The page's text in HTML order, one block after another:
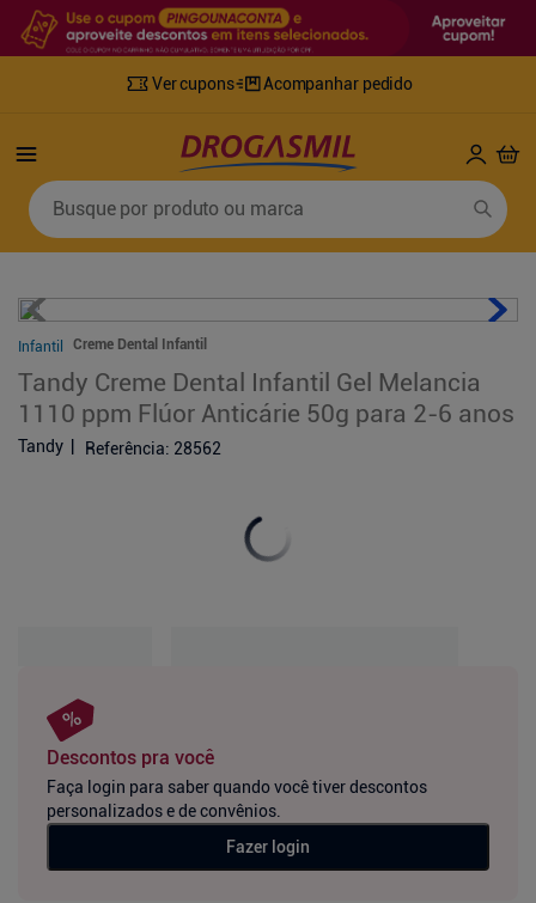
Ver cupons Acompanhar pedido
Busque por produto ou marca
Infantil Creme Dental Infantil
Tandy Creme Dental Infantil Gel Melancia
1110 ppm Flúor Anticárie 50g para 2-6 anos
Tandy Referência: 28562
Descontos pra você
Faça login para saber quando você tiver descontos
personalizados e de convênios.
Fazer login
Termos mais buscados
4º
mounjaro
5º fralda geriatrica
10 º shampoo